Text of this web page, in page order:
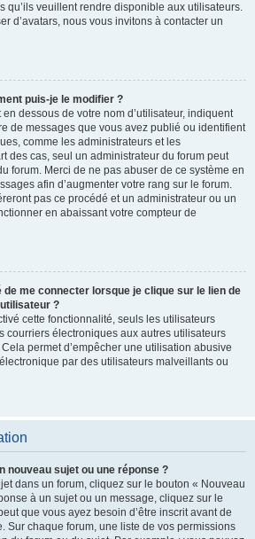
qu’ils veuillent rendre disponible aux utilisateurs.
d’avatars, nous vous invitons à contacter un
puis-je le modifier ?
dessous de votre nom d’utilisateur, indiquent
de messages que vous avez publié ou identifient
comme les administrateurs et les
des cas, seul un administrateur du forum peut
forum. Merci de ne pas abuser de ce système en
afin d’augmenter votre rang sur le forum.
pas ce procédé et un administrateur ou un
en abaissant votre compteur de
de me connecter lorsque je clique sur le lien de
?
cette fonctionnalité, seuls les utilisateurs
courriers électroniques aux autres utilisateurs
permet d’empêcher une utilisation abusive
par des utilisateurs malveillants ou
nouveau sujet ou une réponse ?
dans un forum, cliquez sur le bouton « Nouveau
à un sujet ou un message, cliquez sur le
que vous ayez besoin d’être inscrit avant de
Sur chaque forum, une liste de vos permissions